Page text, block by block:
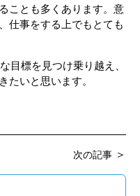
ことも多くあります。意
仕事をする上でもとても
目標を見つけ乗り越え、
たいと思います。
次の記事 ＞